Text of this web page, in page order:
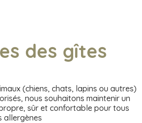
des gîtes
(chiens, chats, lapins ou autres)
nous souhaitons maintenir un
sûr et confortable pour tous
allergènes